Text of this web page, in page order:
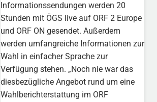
Informationssendungen werden 20
Stunden mit ÖGS live auf ORF 2 Europe
und ORF ON gesendet. Außerdem
werden umfangreiche Informationen zur
Wahl in einfacher Sprache zur
Verfügung stehen. „Noch nie war das
diesbezügliche Angebot rund um eine
Wahlberichterstattung im ORF